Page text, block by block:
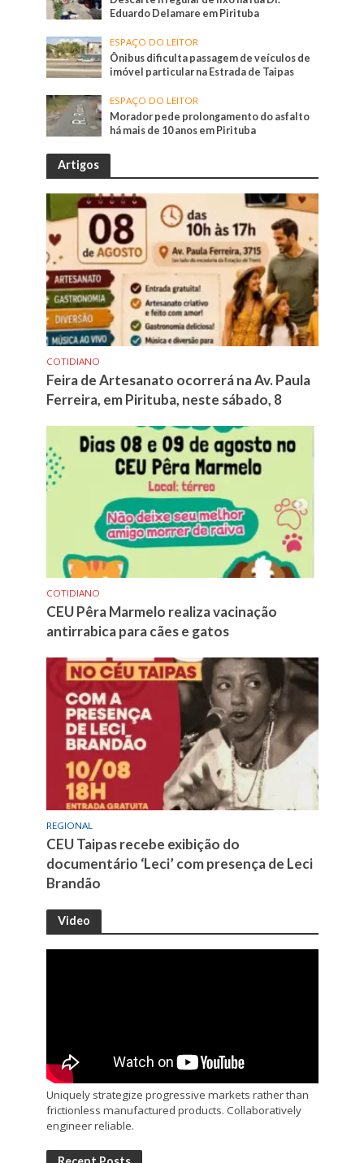
Eduardo Delamare em Pirituba
ESPAÇO DO LEITOR
Ônibus dificulta passagem de veículos de
imóvel particular na Estrada de Taipas
ESPAÇO DO LEITOR
Morador pede prolongamento do asfalto
há mais de 10 anos em Pirituba
Artigos
COTIDIANO
Feira de Artesanato ocorrerá na Av. Paula
Ferreira, em Pirituba, neste sábado, 8
COTIDIANO
CEU Pêra Marmelo realiza vacinação
antirrabica para cães e gatos
REGIONAL
CEU Taipas recebe exibição do
documentário ‘Leci’ com presença de Leci
Brandão
Video
Uniquely strategize progressive markets rather than
frictionless manufactured products. Collaboratively
engineer reliable.